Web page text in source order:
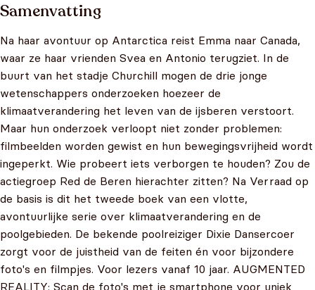
Samenvatting
Na haar avontuur op Antarctica reist Emma naar Canada,
waar ze haar vrienden Svea en Antonio terugziet. In de
buurt van het stadje Churchill mogen de drie jonge
wetenschappers onderzoeken hoezeer de
klimaatverandering het leven van de ijsberen verstoort.
Maar hun onderzoek verloopt niet zonder problemen:
filmbeelden worden gewist en hun bewegingsvrijheid wordt
ingeperkt. Wie probeert iets verborgen te houden? Zou de
actiegroep Red de Beren hierachter zitten? Na Verraad op
de basis is dit het tweede boek van een vlotte,
avontuurlijke serie over klimaatverandering en de
poolgebieden. De bekende poolreiziger Dixie Dansercoer
zorgt voor de juistheid van de feiten én voor bijzondere
foto's en filmpjes. Voor lezers vanaf 10 jaar. AUGMENTED
REALITY: Scan de foto's met je smartphone voor uniek